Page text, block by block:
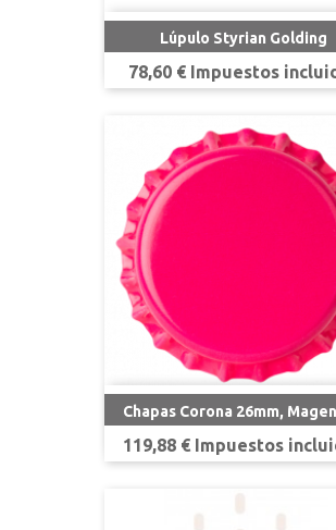
Lúpulo Styrian Golding
Precio
78,60 € Impuestos
Chapas Corona 26mm,
Precio
119,88 € Impuestos